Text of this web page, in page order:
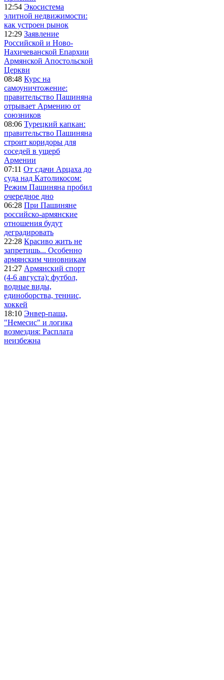
12:54 Экосистема
элитной недвижимости:
как устроен рынок
12:29 Заявление
Российской и Ново-
Нахичеванской Епархии
Армянской Апостольской
Церкви
08:48 Курс на
самоуничтожение:
правительство Пашиняна
отрывает Армению от
союзников
08:06 Турецкий капкан:
правительство Пашиняна
строит коридоры для
соседей в ущерб
Армении
07:11 От сдачи Арцаха до
суда над Католикосом:
Режим Пашиняна пробил
очередное дно
06:28 При Пашиняне
российско-армянские
отношения будут
деградировать
22:28 Красиво жить не
запретишь... Особенно
армянским чиновникам
21:27 Армянский спорт
(4-6 августа): футбол,
водные виды,
единоборства, теннис,
хоккей
18:10 Энвер-паша,
"Немесис" и логика
возмездия: Расплата
неизбежна